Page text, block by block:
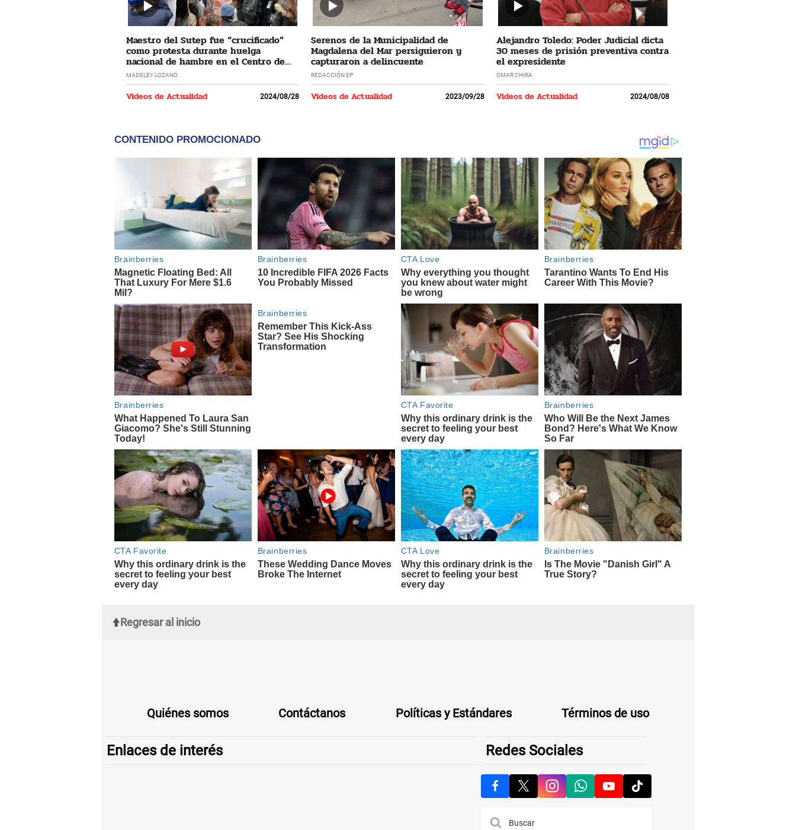
Maestro del Sutep fue “crucificado”
como protesta durante huelga
nacional de hambre en el Centro de
Lima
MADELEY LOZANO
Videos de Actualidad 2024/08/28
Serenos de la Municipalidad de
Magdalena del Mar persiguieron y
capturaron a delincuente
REDACCIÓN EP
Videos de Actualidad 2023/09/28
Alejandro Toledo: Poder Judicial dicta
30 meses de prisión preventiva contra
el expresidente
OMAR CHIRA
Videos de Actualidad 2024/08/08
Regresar al inicio
Quiénes somos Contáctanos Políticas y Estándares Términos de uso
Enlaces de interés Redes Sociales